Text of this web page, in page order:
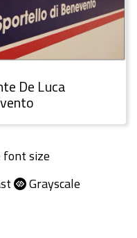
De Luca
font size
Grayscale